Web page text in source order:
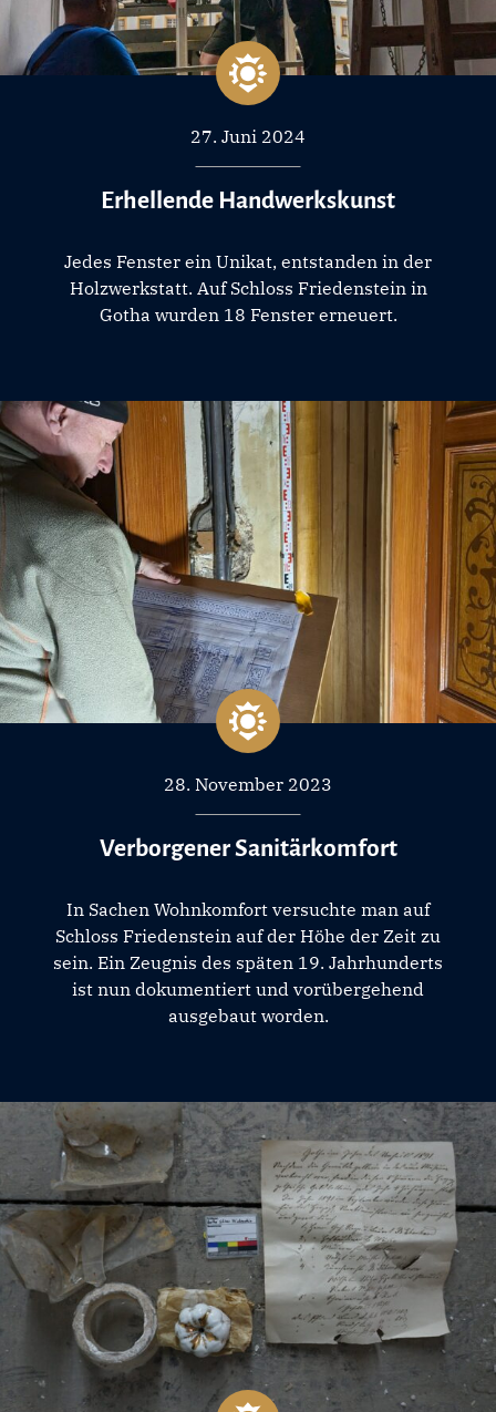
27. Juni 2024
Erhellende Handwerkskunst
Jedes Fenster ein Unikat, entstanden in der
Holzwerkstatt. Auf Schloss Friedenstein in
Gotha wurden 18 Fenster erneuert.
28. November 2023
Verborgener Sanitärkomfort
In Sachen Wohnkomfort versuchte man auf
Schloss Friedenstein auf der Höhe der Zeit zu
sein. Ein Zeugnis des späten 19. Jahrhunderts
ist nun dokumentiert und vorübergehend
ausgebaut worden.